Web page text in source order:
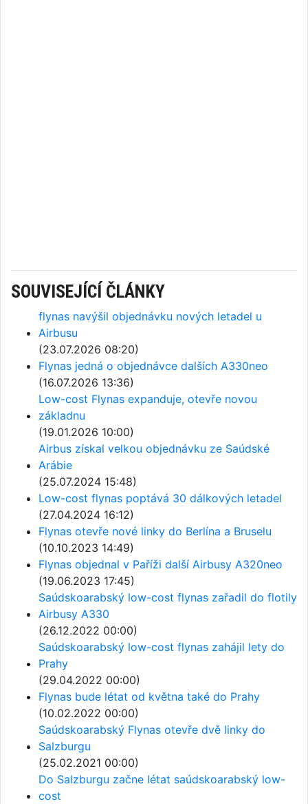
SOUVISEJÍCÍ ČLÁNKY
flynas navýšil objednávku nových letadel u
Airbusu
(23.07.2026 08:20)
Flynas jedná o objednávce dalších A330neo
(16.07.2026 13:36)
Low-cost Flynas expanduje, otevře novou
základnu
(19.01.2026 10:00)
Airbus získal velkou objednávku ze Saúdské
Arábie
(25.07.2024 15:48)
Low-cost flynas poptává 30 dálkových letadel
(27.04.2024 16:12)
Flynas otevře nové linky do Berlína a Bruselu
(10.10.2023 14:49)
Flynas objednal v Paříži další Airbusy A320neo
(19.06.2023 17:45)
Saúdskoarabský low-cost flynas zařadil do flotily
Airbusy A330
(26.12.2022 00:00)
Saúdskoarabský low-cost flynas zahájil lety do
Prahy
(29.04.2022 00:00)
Flynas bude létat od května také do Prahy
(10.02.2022 00:00)
Saúdskoarabský Flynas otevře dvě linky do
Salzburgu
(25.02.2021 00:00)
Do Salzburgu začne létat saúdskoarabský low-
cost